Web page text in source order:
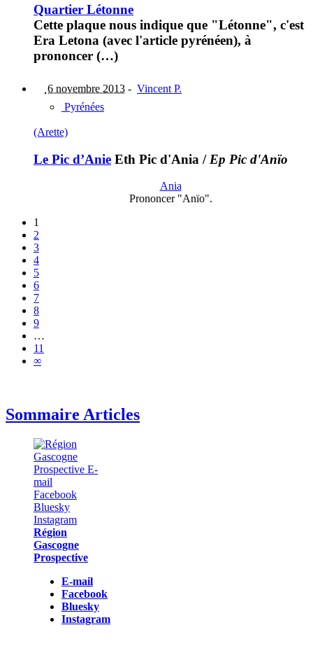
Quartier Létonne
Cette plaque nous indique que "Létonne", c'est
Era Letona (avec l'article pyrénéen), à
prononcer (…)
6 novembre 2013 - Vincent P.
Pyrénées
(Arette)
Le Pic d’Anie Eth Pic d'Ania / Ep Pic d'Anïo
Ania
Prononcer "Anïo".
1
2
3
4
5
6
7
8
9
…
11
∞
Sommaire Articles
Région
Gascogne
Prospective
E-mail
Facebook
Bluesky
Instagram